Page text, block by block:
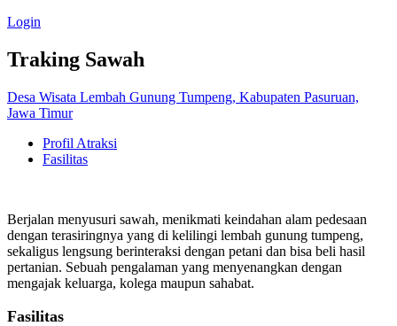
Login
Traking Sawah
Desa Wisata Lembah Gunung Tumpeng, Kabupaten Pasuruan,
Jawa Timur
Profil Atraksi
Fasilitas
Berjalan menyusuri sawah, menikmati keindahan alam pedesaan
dengan terasiringnya yang di kelilingi lembah gunung tumpeng,
sekaligus lengsung berinteraksi dengan petani dan bisa beli hasil
pertanian. Sebuah pengalaman yang menyenangkan dengan
mengajak keluarga, kolega maupun sahabat.
Fasilitas